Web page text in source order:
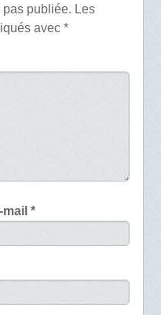
pas publiée. Les
avec *
mail*